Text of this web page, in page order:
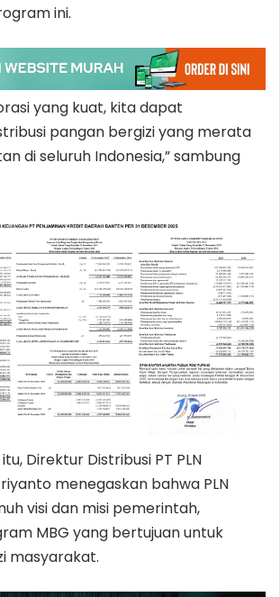
ini.
yang kuat, kita dapat
pangan bergizi yang merata
di seluruh Indonesia,” sambung
Direktur Distribusi PT PLN
menegaskan bahwa PLN
visi dan misi pemerintah,
MBG yang bertujuan untuk
masyarakat.